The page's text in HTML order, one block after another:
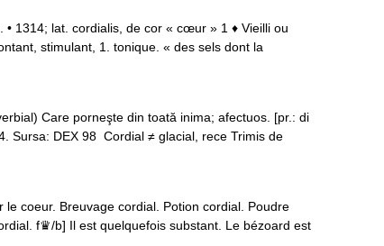
1314; lat. cordialis, de cor « cœur » 1 ♦ Vieilli ou
stimulant, 1. tonique. « des sels dont la
Care porneşte din toată inima; afectuos. [pr.: di
Sursa: DEX 98 Cordial ≠ glacial, rece Trimis de
coeur. Breuvage cordial. Potion cordial. Poudre
f♛/b] Il est quelquefois substant. Le bézoard est